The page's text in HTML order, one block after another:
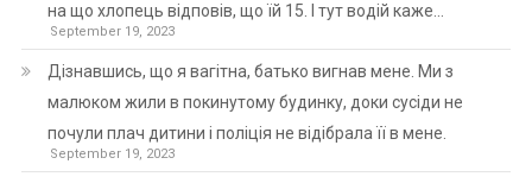
на що хлопець відповів, що їй 15. І тут водій каже…
September 19, 2023
Дізнавшись, що я вагітна, батько вигнав мене. Ми з
малюком жили в покинутому будинку, доки сусіди не
почули плач дитини і поліція не відібрала її в мене.
September 19, 2023